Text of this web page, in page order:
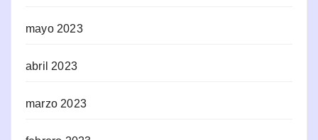
mayo 2023
abril 2023
marzo 2023